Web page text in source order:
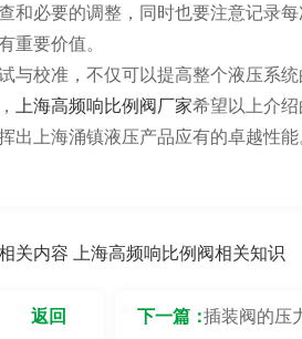
和必要的调整，同时也要注意记录
重要价值。
与校准，不仅可以提高整个液压系
上海高频响比例阀厂家希望以上介
出上海涌镇液压产品应有的卓越性能
关内容 上海高频响比例阀相关知识
下一篇：插装阀的压
返回